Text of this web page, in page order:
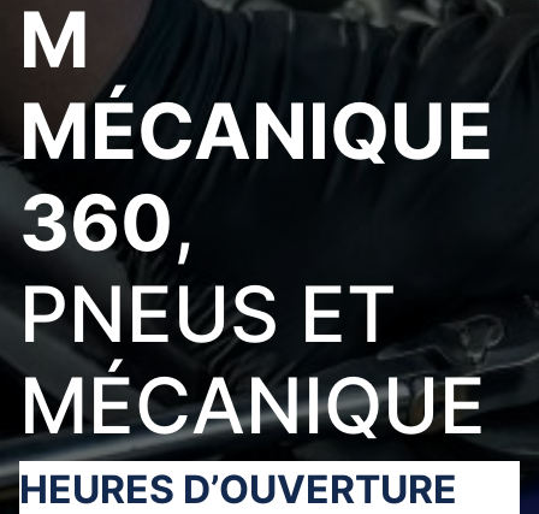
M
MÉCANIQUE
360,
PNEUS ET
MÉCANIQUE
HEURES D’OUVERTURE